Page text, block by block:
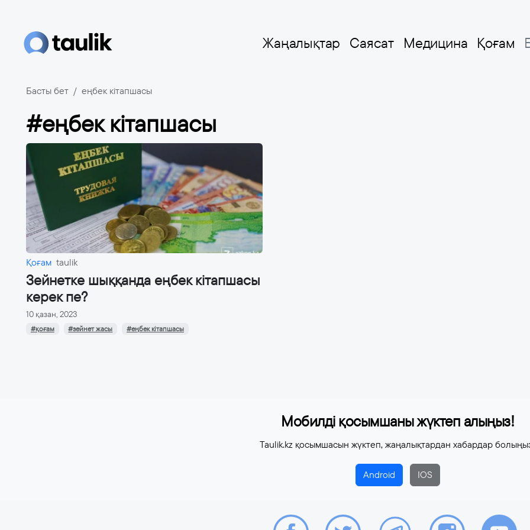
Жаңалықтар Саясат Медицина Қоғам
Басты бет еңбек кітапшасы
#еңбек кітапшасы
Қоғам taulik
Зейнетке шыққанда еңбек кітапшасы
керек пе?
10 қазан, 2023
#қоғам #зейнет жасы #еңбек кітапшасы
Мобилді қосымшаны жүктеп алыңыз!
Taulik.kz қосымшасын жүктеп, жаңалықтардан хабардар
Android IOS